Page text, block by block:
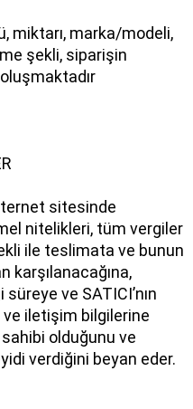
miktarı, marka/modeli,
şekli, siparişin
sitesinde
nitelikleri, tüm vergiler
ile teslimata ve bunun
karşılanacağına,
ve SATICI’nın
ve iletişim bilgilerine
olduğunu ve
verdiğini beyan eder.